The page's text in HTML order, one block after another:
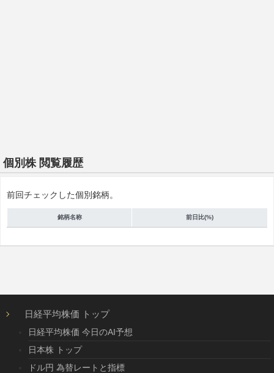
個別株 閲覧履歴
前回チェックした個別銘柄。
銘柄名称 前日比(%)
日経平均株価 トップ
日経平均株価 今日のAI予想
日本株 トップ
ドル円 為替レートと指標